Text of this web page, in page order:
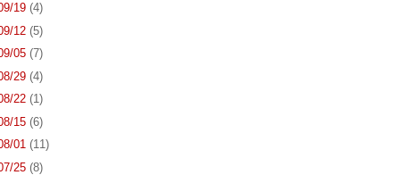
19 (4)
12 (5)
05 (7)
29 (4)
22 (1)
15 (6)
01 (11)
25 (8)